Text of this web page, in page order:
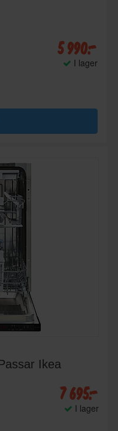
5 990:-
I lager
Ikea
7 695:-
I lager